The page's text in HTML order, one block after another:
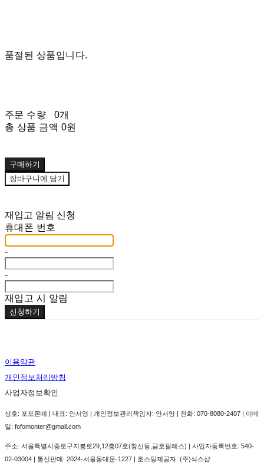
품절된 상품입니다.
주문 수량
0개
총 상품 금액 0원
구매하기
장바구니에 담기
재입고 알림 신청
휴대폰 번호
-
-
재입고 시 알림
신청하기
이용약관
개인정보처리방침
사업자정보확인
상호: 포포몬떼 | 대표: 안서영 | 개인정보관리책임자: 안서영 | 전화: 070-8080-2407 | 이메
일: fofomonter@gmail.com
주소: 서울특별시종로구지봉로29,12층07호(창신동,금호팔레스) | 사업자등록번호: 540-
02-03004 | 통신판매: 2024-서울동대문-1227 | 호스팅제공자: (주)식스샵